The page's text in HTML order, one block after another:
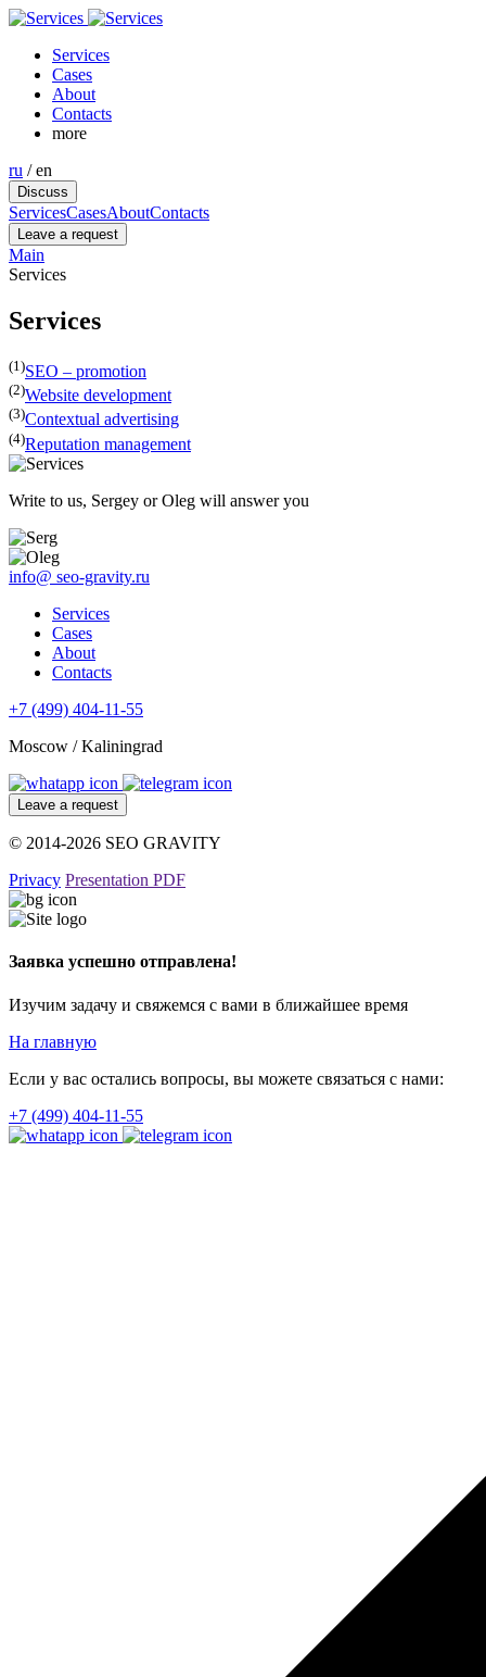
Services
Cases
About
Contacts
more
ru / en
Discuss
ServicesCasesAboutContacts
Leave a request
Main
Services
Services
(1)SEO – promotion
(2)Website development
(3)Contextual advertising
(4)Reputation management
Write to us, Sergey or Oleg will answer you
info@ seo-gravity.ru
Services
Cases
About
Contacts
+7 (499) 404-11-55
Moscow / Kaliningrad
Leave a request
© 2014-2026 SEO GRAVITY
Privacy Presentation PDF
Заявка успешно отправлена!
Изучим задачу и свяжемся с вами в ближайшее время
На главную
Если у вас остались вопросы, вы можете связаться с нами:
+7 (499) 404-11-55